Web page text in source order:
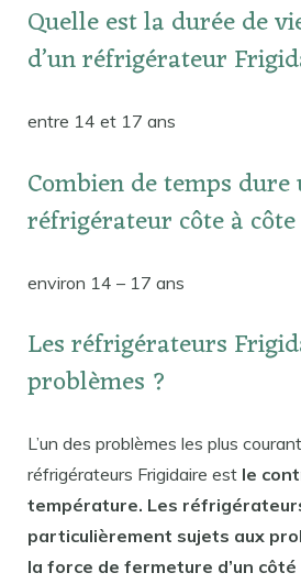
Quelle est la durée de
d’un réfrigérateur
entre 14 et 17 ans
Combien de temps dure
réfrigérateur côte à
environ 14 – 17 ans
Les réfrigérateurs
problèmes ?
L’un des problèmes les plus
réfrigérateurs Frigidaire est le
température. Les
particulièrement sujets aux
la force de fermeture d’un